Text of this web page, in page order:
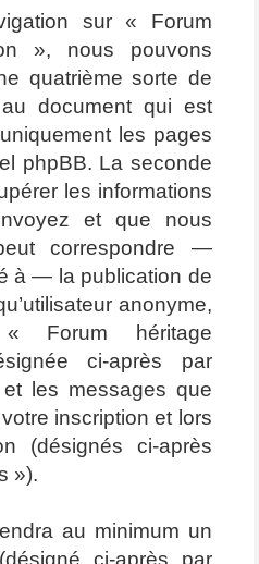
sur « Forum
», nous pouvons
quatrième sorte de
document qui est
les pages
phpBB. La seconde
les informations
et que nous
correspondre —
à — la publication de
anonyme,
« Forum héritage
ci-après par
les messages que
inscription et lors
(désignés ci-après
»).
au minimum un
ci-après par